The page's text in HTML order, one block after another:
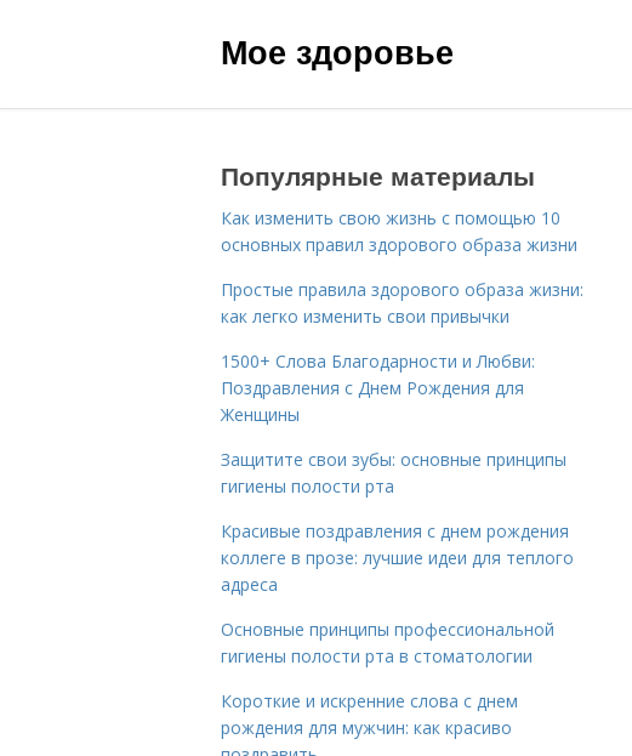
Мое здоровье
Популярные материалы
Как изменить свою жизнь с помощью 10
основных правил здорового образа жизни
Простые правила здорового образа жизни:
как легко изменить свои привычки
1500+ Слова Благодарности и Любви:
Поздравления с Днем Рождения для
Женщины
Защитите свои зубы: основные принципы
гигиены полости рта
Красивые поздравления с днем рождения
коллеге в прозе: лучшие идеи для теплого
адреса
Основные принципы профессиональной
гигиены полости рта в стоматологии
Короткие и искренние слова с днем
рождения для мужчин: как красиво